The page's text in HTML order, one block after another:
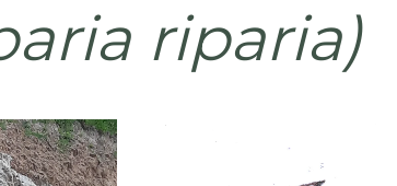
riparia)